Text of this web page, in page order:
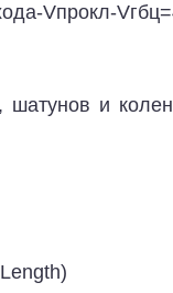
Vпрокл-
и